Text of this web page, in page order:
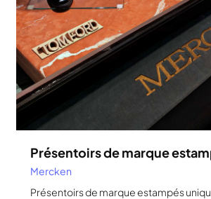
Présentoirs de marque
Mercken
Présentoirs de marque estampés